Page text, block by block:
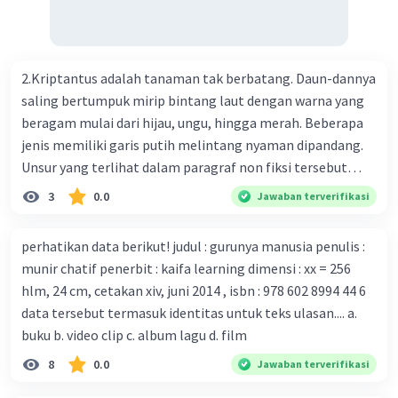
bersama sejumlah perusahaan biotek dan vaksin.
Beberapa waktu lalu, Kepala Laboratorium Identifikasi
Virus dari Institut Peter Doherty untuk Infeksi dan
kekebalan, Melbourne, Julian Druce, menyatakan mereka
mengembangkan virus Corona versi laboratorium dari
tubuh pasien yang terinfeksi untuk uji coba. Tanggapan
yang sesuai dengan berita tersebut adalah ... A.
serangan virus Corona dengan menemukan vaksin virus
tersebut. B. Para ilmuan perlu segera mempelajari virus
corona yang menjadi masalah besar bagi kesehatan dunia
karena persebarannya sangat cepat. C. Masyarakat perlu
mawas diri dan menjaga kesehatan dalam menghadapi
serangan virus corona yang mulai menyebar di Indonesia,
D. Virus corona menjadi masalah besar bagi kesehatan
2.Kriptantus adalah tanaman tak berbatang. Daun-dannya
saling bertumpuk mirip bintang laut dengan warna yang
beragam mulai dari hijau, ungu, hingga merah. Beberapa
jenis memiliki garis putih melintang nyaman dipandang.
Unsur yang terlihat dalam paragraf non fiksi tersebut
adalah... A. cara menyajikan isi buku B. bahasa yang
digunakan C. tokoh dan penokohan D. penyajian alur cerita
3 0.0 Jawaban terverifikasi
perhatikan data berikut! judul : gurunya manusia penulis :
munir chatif penerbit : kaifa learning dimensi : xx = 256
hlm, 24 cm, cetakan xiv, juni 2014 , isbn : 978 602 8994 44 6
data tersebut termasuk identitas untuk teks ulasan.... a.
buku b. video clip c. album lagu d. film
8 0.0 Jawaban terverifikasi